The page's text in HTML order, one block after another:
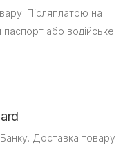
Післяплатою на
паспорт або водійське
Доставка товару